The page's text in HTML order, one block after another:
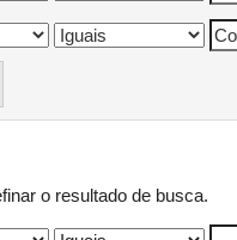
o resultado de busca.